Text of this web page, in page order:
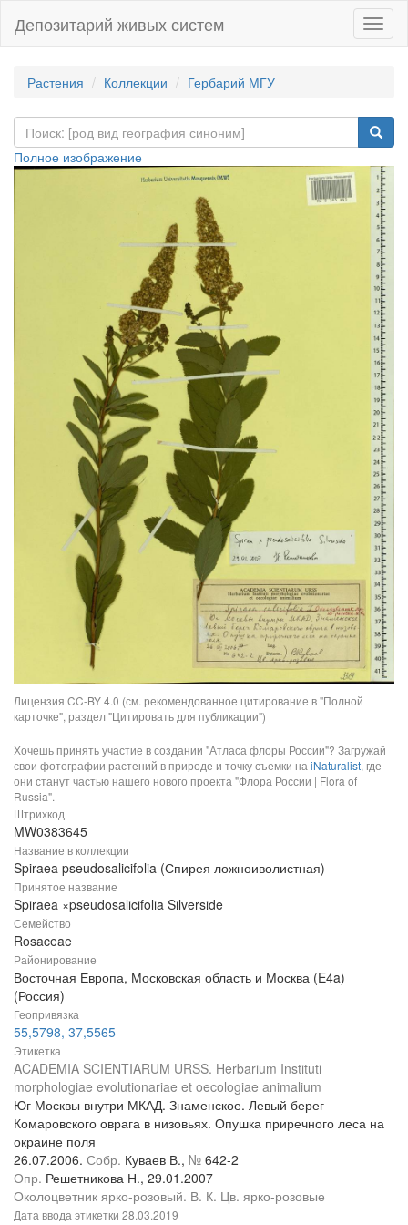
Депозитарий живых систем
Растения Коллекции Гербарий МГУ
Полное изображение
Лицензия CC-BY 4.0 (см. рекомендованное цитирование в "Полной
карточке", раздел "Цитировать для публикации")
Хочешь принять участие в создании "Атласа флоры России"? Загружай
свои фотографии растений в природе и точку съемки на iNaturalist, где
они станут частью нашего нового проекта "Флора России | Flora of
Russia".
Штрихкод
MW0383645
Название в коллекции
Spiraea pseudosalicifolia (Спирея ложноиволистная)
Принятое название
Spiraea ×pseudosalicifolia Silverside
Семейство
Rosaceae
Районирование
Восточная Европа, Московская область и Москва (E4a)
(Россия)
Геопривязка
55,5798, 37,5565
Этикетка
ACADEMIA SCIENTIARUM URSS. Herbarium Instituti
morphologiae evolutionariae et oecologiae animalium
Юг Москвы внутри МКАД. Знаменское. Левый берег
Комаровского оврага в низовьях. Опушка приречного леса на
окраине поля
26.07.2006. Собр. Куваев В., № 642-2
Опр. Решетникова Н., 29.01.2007
Околоцветник ярко-розовый. В. К. Цв. ярко-розовые
Дата ввода этикетки 28.03.2019